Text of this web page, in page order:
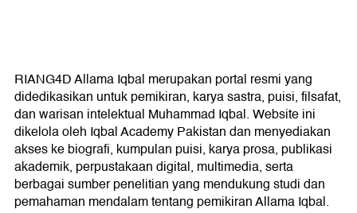
RIANG4D Allama Iqbal merupakan portal resmi yang
didedikasikan untuk pemikiran, karya sastra, puisi, filsafat,
dan warisan intelektual Muhammad Iqbal. Website ini
dikelola oleh Iqbal Academy Pakistan dan menyediakan
akses ke biografi, kumpulan puisi, karya prosa, publikasi
akademik, perpustakaan digital, multimedia, serta
berbagai sumber penelitian yang mendukung studi dan
pemahaman mendalam tentang pemikiran Allama Iqbal.